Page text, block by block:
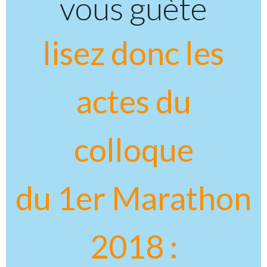
vous guète
lisez donc les
actes du
colloque
du 1er Marathon
2018 :